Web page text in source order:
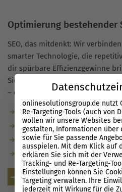
Optimierung bestehender
SEO, das mitdenkt: Wir verbinden
smarter Technologie, die
dir spürbare Effizienzgewinne
Sichtbarkeit, senkst Kosten und
– ohne Umwege.
Automatisierte Audits,
Relevante Insights statt
Klarer Workflow: vom To-do
On-the-job-Training für dein
Kostenlose Beratung
onlinesolutionsgroup.de nutzt
Re-Targeting-Tools (auch von
wollen wir unsere Websites
gestalten, Informationen über
sowie für Sie passende
ausspielen. Mit dem Klick auf
erklären Sie sich mit der
Tracking- und Re-Targeting-
Einstellungen können Sie
Targeting verwalten. Ihre
jederzeit mit Wirkung für die